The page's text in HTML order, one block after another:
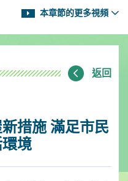
本章節的更多視頻
返回
措施 滿足市民
境